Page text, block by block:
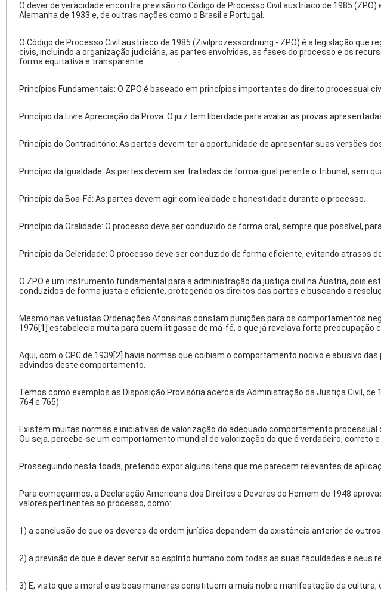
O dever de veracidade encontra previsão no Código de Processo Civil austríaco de 1985
Alemanha de 1933 e, de outras nações como o Brasil e Portugal.
O Código de Processo Civil austríaco de 1985 (Zivilprozessordnung - ZPO) é a legislação
civis, incluindo a organização judiciária, as partes envolvidas, as fases do processo e os
forma equitativa e transparente.
Princípios Fundamentais: O ZPO é baseado em princípios importantes do direito processual
Princípio da Livre Apreciação da Prova: O juiz tem liberdade para avaliar as provas
Princípio do Contraditório: As partes devem ter a oportunidade de apresentar suas versões
Princípio da Igualdade: As partes devem ser tratadas de forma igual perante o tribunal, sem
Princípio da Boa-Fé: As partes devem agir com lealdade e honestidade durante o processo.
Princípio da Oralidade: O processo deve ser conduzido de forma oral, sempre que possível,
Princípio da Celeridade: O processo deve ser conduzido de forma eficiente, evitando atrasos
O ZPO é um instrumento fundamental para a administração da justiça civil na Áustria, pois
conduzidos de forma justa e eficiente, protegendo os direitos das partes e buscando a
Mesmo nas vetustas Ordenações Afonsinas constam punições para os comportamentos
1976[1] estabelecia multa para quem litigasse de má-fé, o que já revelava forte preocupação
Aqui, com o CPC de 1939[2] havia normas que coibiam o comportamento nocivo e abusivo
advindos deste comportamento.
Temos como exemplos as Disposição Provisória acerca da Administração da Justiça Civil, de
764 e 765).
Existem muitas normas e iniciativas de valorização do adequado comportamento
Ou seja, percebe-se um comportamento mundial de valorização do que é verdadeiro, correto e
Prosseguindo nesta toada, pretendo expor alguns itens que me parecem relevantes de
Para começarmos, a Declaração Americana dos Direitos e Deveres do Homem de 1948
valores pertinentes ao processo, como:
1) a conclusão de que os deveres de ordem jurídica dependem da existência anterior de
2) a previsão de que é dever servir ao espírito humano com todas as suas faculdades e
3) E, visto que a moral e as boas maneiras constituem a mais nobre manifestação da